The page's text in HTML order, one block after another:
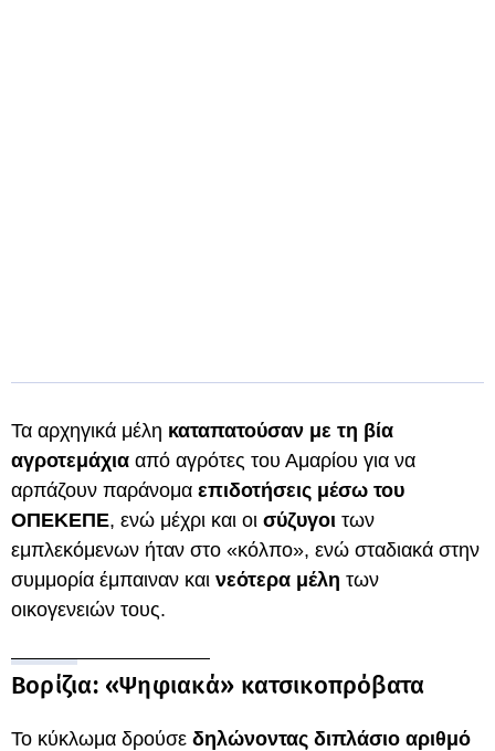
Τα αρχηγικά μέλη καταπατούσαν με τη βία
αγροτεμάχια από αγρότες του Αμαρίου για να
αρπάζουν παράνομα επιδοτήσεις μέσω του
ΟΠΕΚΕΠΕ, ενώ μέχρι και οι σύζυγοι των
εμπλεκόμενων ήταν στο «κόλπο», ενώ σταδιακά στην
συμμορία έμπαιναν και νεότερα μέλη των
οικογενειών τους.
Βορίζια: «Ψηφιακά» κατσικοπρόβατα
Το κύκλωμα δρούσε δηλώνοντας διπλάσιο αριθμό